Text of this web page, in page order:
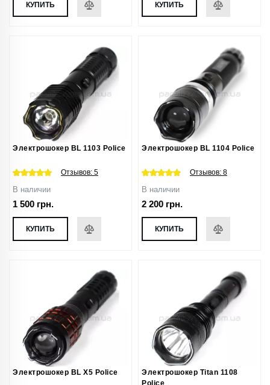
КУПИТЬ КУПИТЬ
Электрошокер BL 1103 Police
Отзывов: 5
В наличии
1 500 грн.
КУПИТЬ
Электрошокер BL 1104 Police
Отзывов: 8
В наличии
2 200 грн.
КУПИТЬ
Электрошокер BL X5 Police
Электрошокер Titan 1108
Police